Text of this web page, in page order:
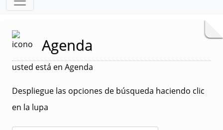
Agenda
usted está en Agenda
Despliegue las opciones de búsqueda haciendo clic
en la lupa